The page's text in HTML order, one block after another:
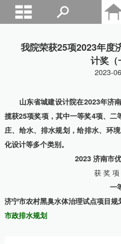
我院荣获25项2023年度
计奖（
2023-
山东省城建设计院在2023年济
揽获25项奖项，其中一等奖4项、
庄、给水、排水规划，给排水、环
化设计等多个类别。
2023 济南市
获 奖
一
济宁市农村黑臭水体治理试点项目规
市政排水规划